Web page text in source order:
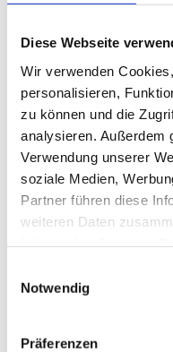
Diese Webseite
Wir verwenden
personalisieren,
zu können und die
analysieren. Außerdem
Verwendung unserer
soziale Medien,
Partner führen diese
weiteren Daten
Notwendig
Präferenzen
durchstartest.
Tischlerhandwerk
möchtest als nur eine
Mitglied unseres
Weitere besprechen
Finden wir auch. Also
deine Stelle und
teilst unsere
und hast Lust, mehr
kennenzulernen?
Tischler (m/w/d) bei